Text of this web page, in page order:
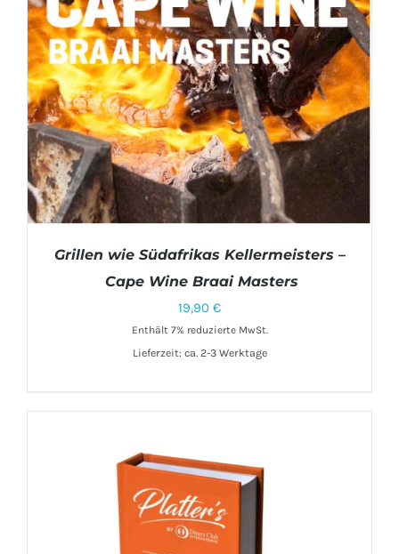
IN DEN WARENKORB / DETAILS
Grillen wie Südafrikas Kellermeisters –
Cape Wine Braai Masters
19,90 €
Enthält 7% reduzierte MwSt.
Lieferzeit: ca. 2-3 Werktage